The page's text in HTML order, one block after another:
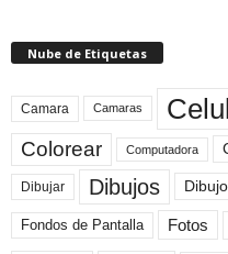
Nube de Etiquetas
Camara Camaras
Colorear Computadora
Dibujar Dibujos
Fondos de Pantalla Fotos